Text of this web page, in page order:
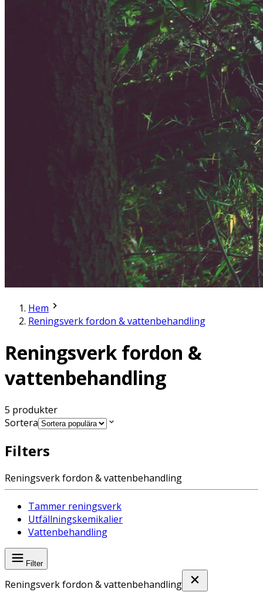
Hem
Reningsverk fordon & vattenbehandling
Reningsverk fordon &
vattenbehandling
5 produkter
Sortera
Filters
Reningsverk fordon & vattenbehandling
Tammer reningsverk
Utfällningskemikalier
Vattenbehandling
Filter
Reningsverk fordon & vattenbehandling